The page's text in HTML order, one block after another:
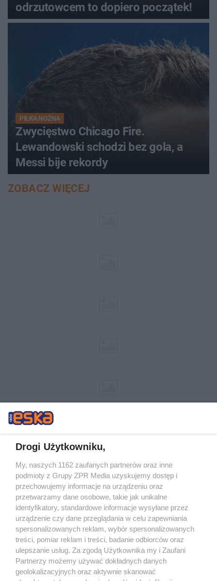
odrzutowcem to dopiero początek!
PIŁKA NOŻNA
Zwycięstwo Chicago Fire.
Lewandowski schodzi bez gola, a
Messi bije rekordy
ZOBACZ WIĘCEJ
Żaden utwór zamieszczony w serwisie nie może być powielany i
rozpowszechniany lub dalej rozpowszechniany w jakikolwiek sposób (w
tym także elektroniczny lub mechaniczny) na jakimkolwiek polu
eksploatacji w jakiejkolwiek formie, włącznie z umieszczaniem w
Internecie bez pisemnej zgody właściciela praw. Jakiekolwiek użycie lub
wykorzystanie utworów w całości lub w części z naruszeniem prawa,
tzn. bez właściwej zgody, jest zabronione pod groźbą kary i może być
ścigane prawnie.
Drogi Użytkowniku,
My, naszych 1162 zaufanych partnerów oraz inne
podmioty z Grupy ZPR Media uzyskujemy dostęp i
przechowujemy informacje na urządzeniu oraz
przetwarzamy dane osobowe, takie jak unikalne
identyfikatory, standardowe informacje wysyłane przez
urządzenie czy dane przeglądania w celu zapewniania
spersonalizowanych reklam, wybór spersonalizowanych
treści, pomiar reklam i treści, badanie odbiorców oraz
ulepszanie usług. Za zgodą Użytkownika my i Zaufani
Partnerzy możemy używać dokładnych danych
geolokalizacyjnych oraz aktywnie skanować